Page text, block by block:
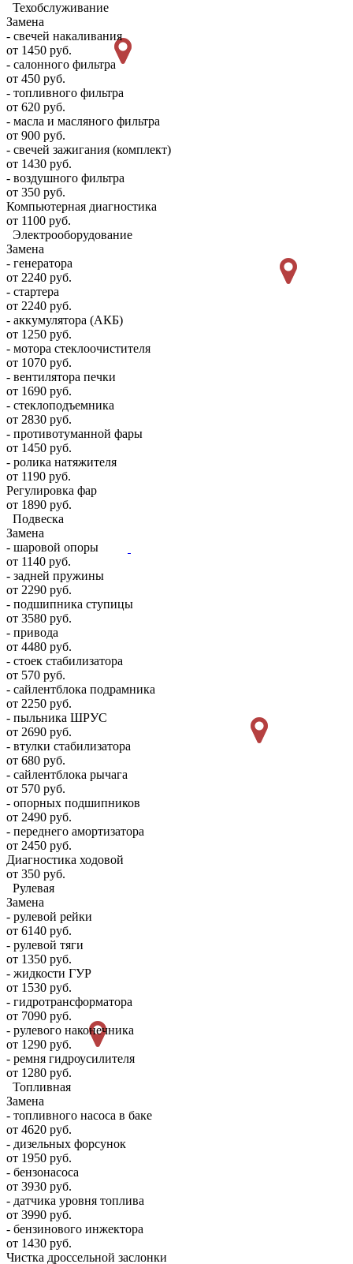
Техобслуживание
Замена
- свечей накаливания
от 1450 руб.
- салонного фильтра
от 450 руб.
- топливного фильтра
от 620 руб.
- масла и масляного фильтра
от 900 руб.
- свечей зажигания (комплект)
от 1430 руб.
- воздушного фильтра
от 350 руб.
Компьютерная диагностика
от 1100 руб.
Электрооборудование
Замена
- генератора
от 2240 руб.
- стартера
от 2240 руб.
- аккумулятора (АКБ)
от 1250 руб.
- мотора стеклоочистителя
от 1070 руб.
- вентилятора печки
от 1690 руб.
- стеклоподъемника
от 2830 руб.
- противотуманной фары
от 1450 руб.
- ролика натяжителя
от 1190 руб.
Регулировка фар
от 1890 руб.
Подвеска
Замена
- шаровой опоры
от 1140 руб.
- задней пружины
от 2290 руб.
- подшипника ступицы
от 3580 руб.
- привода
от 4480 руб.
- стоек стабилизатора
от 570 руб.
- сайлентблока подрамника
от 2250 руб.
- пыльника ШРУС
от 2690 руб.
- втулки стабилизатора
от 680 руб.
- сайлентблока рычага
от 570 руб.
- опорных подшипников
от 2490 руб.
- переднего амортизатора
от 2450 руб.
Диагностика ходовой
от 350 руб.
Рулевая
Замена
- рулевой рейки
от 6140 руб.
- рулевой тяги
от 1350 руб.
- жидкости ГУР
от 1530 руб.
- гидротрансформатора
от 7090 руб.
- рулевого наконечника
от 1290 руб.
- ремня гидроусилителя
от 1280 руб.
Топливная
Замена
- топливного насоса в баке
от 4620 руб.
- дизельных форсунок
от 1950 руб.
- бензонасоса
от 3930 руб.
- датчика уровня топлива
от 3990 руб.
- бензинового инжектора
от 1430 руб.
Чистка дроссельной заслонки